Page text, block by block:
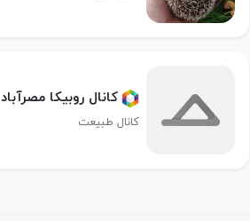
کانال روبیکا مصرآباد
کانال طبیعت